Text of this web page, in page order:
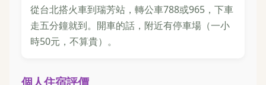
從台北搭火車到瑞芳站，轉公車788或965，下車
走五分鐘就到。開車的話，附近有停車場（一小
時50元，不算貴）。
個人住宿評價